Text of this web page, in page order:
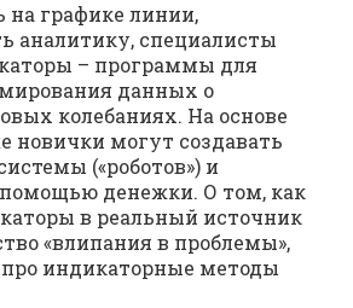
на графике линии,
аналитику, специалисты
– программы для
данных о
колебаниях. На основе
новички могут создавать
(«роботов») и
денежки. О том, как
в реальный источник
«влипания в проблемы»,
про индикаторные методы